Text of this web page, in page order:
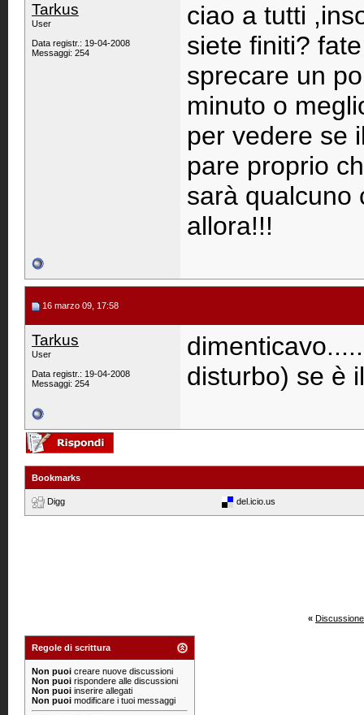
Tarkus
User
Data registr.: 19-04-2008
Messaggi: 254
ciao a tutti
siete finiti?
sprecare un
minuto o
per vedere se
pare proprio
sarà qualcuno
allora!!!
16 marzo 09, 17:58
Tarkus
User
Data registr.: 19-04-2008
Messaggi: 254
disturbo) se è
Bookmarks
Digg del.icio.us
«
Regole di scrittura
Non puoi creare nuove discussioni
Non puoi rispondere alle discussioni
Non puoi inserire allegati
Non puoi modificare i tuoi messaggi